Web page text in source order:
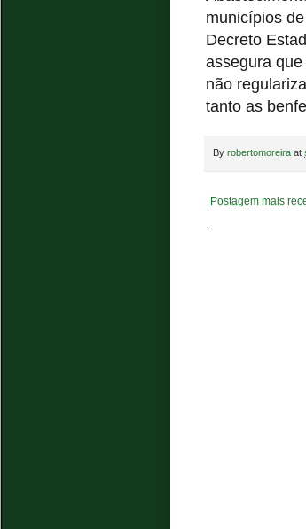
municípios
Decreto
assegura
não
tanto as
By robertomoreira at
Postagem mais
.